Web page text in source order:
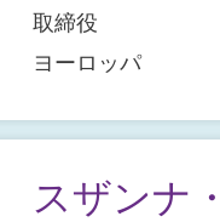
取締役
ヨーロッパ
スザンナ